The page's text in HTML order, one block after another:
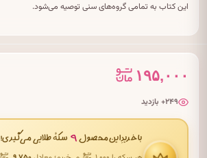
این کتاب به تمامی گروه‌های سنی توصیه می‌شود.
۱۹۵,۰۰۰
۲۴۹+ بازدید
با خریدِ این محصول ۹ سکهٔ طلایی می‌گیری!